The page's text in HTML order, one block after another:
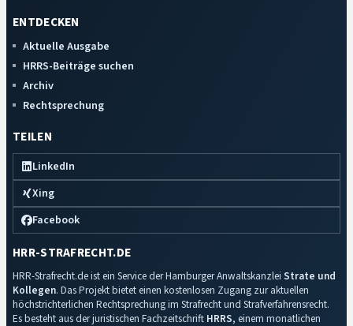
ENTDECKEN
Aktuelle Ausgabe
HRRS-Beiträge suchen
Archiv
Rechtsprechung
TEILEN
LinkedIn
Xing
Facebook
HRR-STRAFRECHT.DE
HRR-Strafrecht.de ist ein Service der Hamburger Anwaltskanzlei Strate und
Kollegen. Das Projekt bietet einen kostenlosen Zugang zur aktuellen
höchstrichterlichen Rechtsprechung im Strafrecht und Strafverfahrensrecht.
Es besteht aus der juristischen Fachzeitschrift HRRS, einem monatlichen